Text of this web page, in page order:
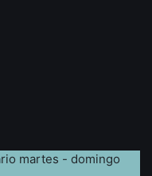
martes - domingo